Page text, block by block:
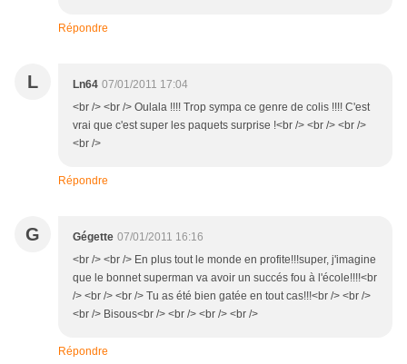
Répondre
L Ln64 07/01/2011 17:04
<br /> <br /> Oulala !!!! Trop sympa ce genre de colis !!!! C'est
vrai que c'est super les paquets surprise !<br /> <br /> <br />
<br />
Répondre
G Gégette 07/01/2011 16:16
<br /> <br /> En plus tout le monde en profite!!!super, j'imagine
que le bonnet superman va avoir un succés fou à l'école!!!!<br
/> <br /> <br /> Tu as été bien gatée en tout cas!!!<br /> <br />
<br /> Bisous<br /> <br /> <br /> <br />
Répondre